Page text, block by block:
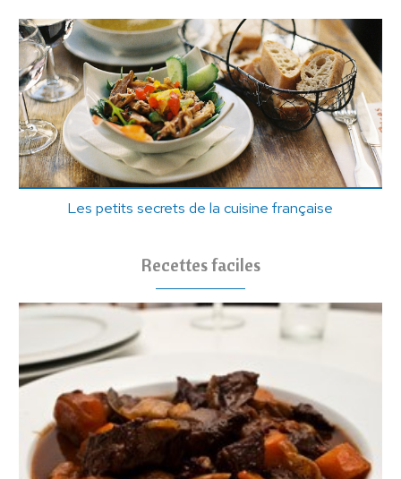
Les petits secrets de la cuisine française
Recettes faciles